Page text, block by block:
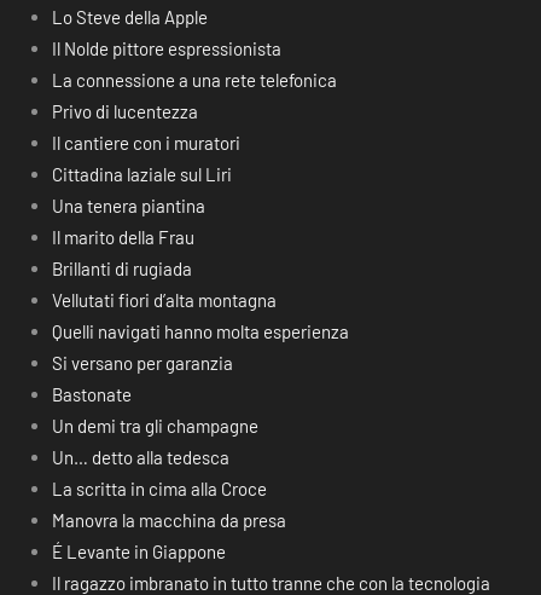
Lo Steve della Apple
Il Nolde pittore espressionista
La connessione a una rete telefonica
Privo di lucentezza
Il cantiere con i muratori
Cittadina laziale sul Liri
Una tenera piantina
Il marito della Frau
Brillanti di rugiada
Vellutati fiori d’alta montagna
Quelli navigati hanno molta esperienza
Si versano per garanzia
Bastonate
Un demi tra gli champagne
Un… detto alla tedesca
La scritta in cima alla Croce
Manovra la macchina da presa
É Levante in Giappone
Il ragazzo imbranato in tutto tranne che con la tecnologia